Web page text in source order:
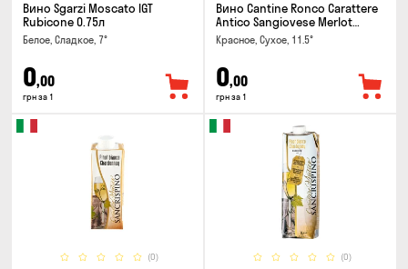
Вино Sgarzi Moscato IGT
Rubicone 0.75л
Белое, Сладкое, 7°
0,00
грн за 1
Вино Cantine Ronco Carattere
Antico Sangiovese Merlot
Rubicone IGT 1л
Красное, Сухое, 11.5°
0,00
грн за 1
(0) (0)